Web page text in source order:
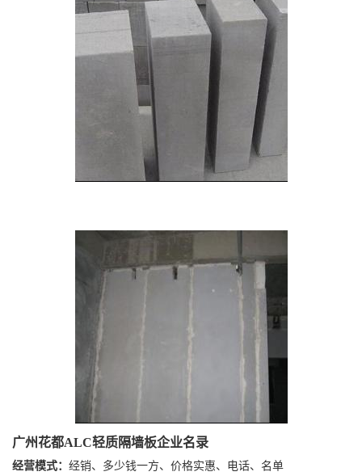
广州花都ALC轻质隔墙板企业名录
经营模式： 经销、多少钱一方、价格实惠、电话、名单